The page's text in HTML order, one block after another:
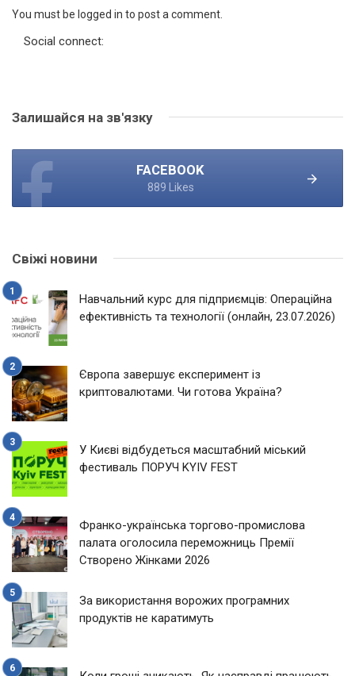
You must be logged in to post a comment.
Social connect:
Залишайся на зв'язку
FACEBOOK
889 Likes
Свіжі новини
Навчальний курс для підприємців: Операційна
ефективність та технології (онлайн, 23.07.2026)
Європа завершує експеримент із
криптовалютами. Чи готова Україна?
У Києві відбудеться масштабний міський
фестиваль ПОРУЧ KYIV FEST
Франко-українська торгово-промислова
палата оголосила переможниць Премії
Створено Жінками 2026
За використання ворожих програмних
продуктів не каратимуть